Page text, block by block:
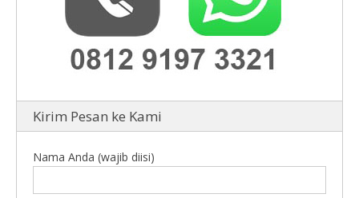
Kirim Pesan ke Kami
Nama Anda (wajib diisi)